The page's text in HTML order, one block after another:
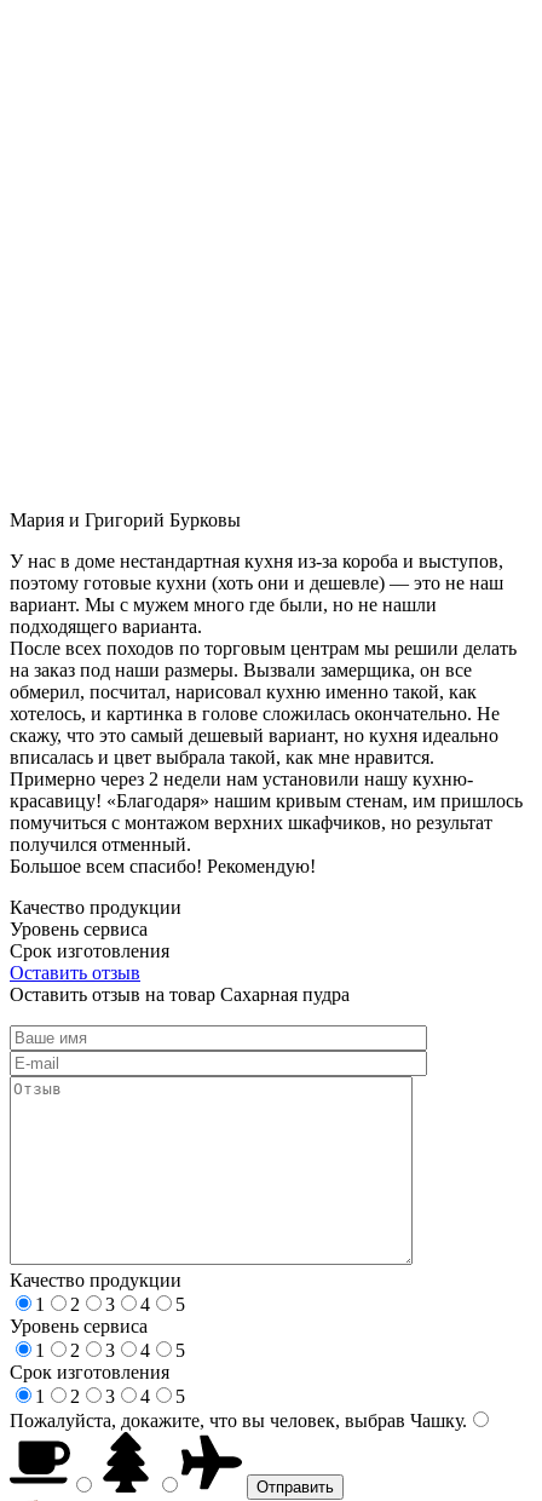
Мария и Григорий Бурковы
У нас в доме нестандартная кухня из-за короба и выступов,
поэтому готовые кухни (хоть они и дешевле) — это не наш
вариант. Мы с мужем много где были, но не нашли
подходящего варианта.
После всех походов по торговым центрам мы решили делать
на заказ под наши размеры. Вызвали замерщика, он все
обмерил, посчитал, нарисовал кухню именно такой, как
хотелось, и картинка в голове сложилась окончательно. Не
скажу, что это самый дешевый вариант, но кухня идеально
вписалась и цвет выбрала такой, как мне нравится.
Примерно через 2 недели нам установили нашу кухню-
красавицу! «Благодаря» нашим кривым стенам, им пришлось
помучиться с монтажом верхних шкафчиков, но результат
получился отменный.
Большое всем спасибо! Рекомендую!
Качество продукции
Уровень сервиса
Срок изготовления
Оставить отзыв
Оставить отзыв на товар Сахарная пудра
Качество продукции
1
2 3 4
5
Уровень сервиса
1
2 3 4
5
Срок изготовления
1
2 3 4
5
Пожалуйста, докажите, что вы человек, выбрав Чашку.